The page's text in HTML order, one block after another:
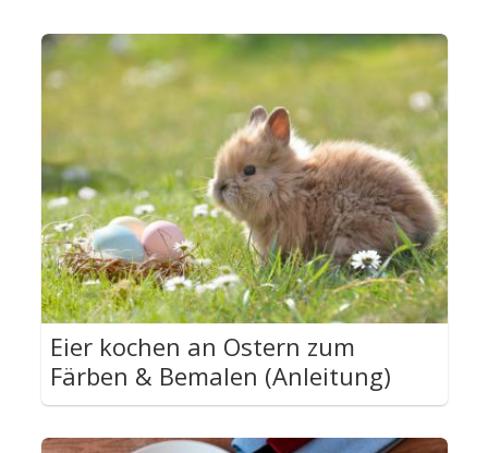
Eier kochen an Ostern zum
Färben & Bemalen (Anleitung)